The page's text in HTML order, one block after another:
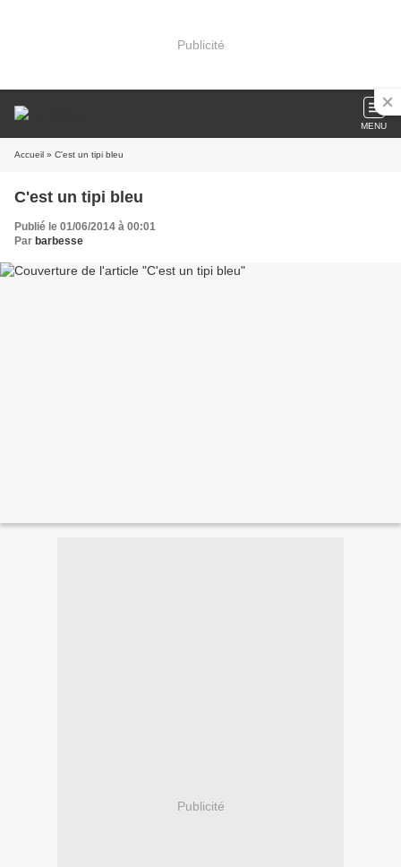
Publicité
MENU
Accueil » C'est un tipi bleu
C'est un tipi bleu
Publié le 01/06/2014 à 00:01
Par barbesse
Publicité